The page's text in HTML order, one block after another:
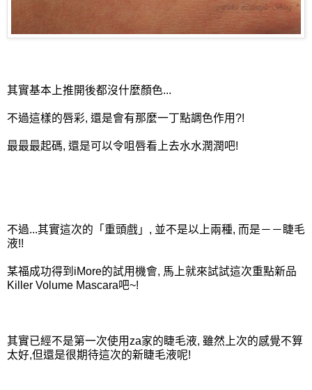
其實基本上推開後都沒什麼顏色...
不過這樣的唇彩, 還是會有那麼一丁點調色作用?!
最最最起碼, 還是可以令咀唇看上去水水潤潤吧!
不過...其實這次的「重頭戲」, 並不是以上兩種, 而是－－睫毛
液!!
某福成功得到iMore的試用機會, 馬上就來試試這次重點新品
Killer Volume Mascara吧~!
其實已經不是第一次使用za家的睫毛液, 雖然上次的感覺不算
太好,但還是很期待這次的新睫毛液呢!